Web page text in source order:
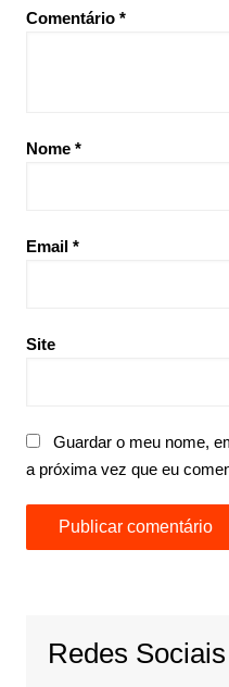
Comentário *
Nome *
Email *
Site
Guardar o meu nome,
a próxima vez que eu
Redes Sociais